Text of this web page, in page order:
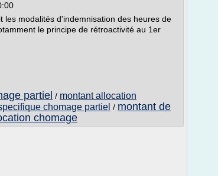
modalités d'indemnisation des heures de
le principe de rétroactivité au 1er
partiel / montant allocation
chomage partiel / montant de
chomage